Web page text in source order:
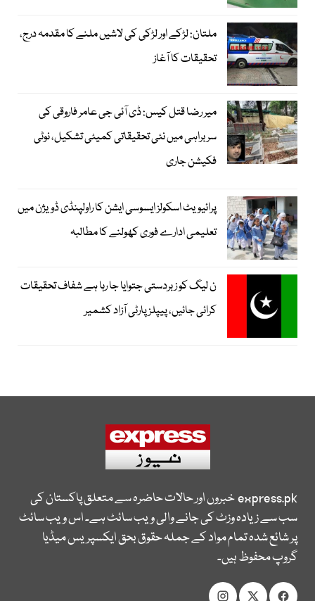
ملتان: لڑکے اور لڑکی کی لاشیں ملنے کا مقدمہ درج،
تحقیقات کا آغاز
میر رضا قتل کیس: ڈی آئی جی عامر فاروقی کی
سربراہی میں نئی تحقیقاتی کمیٹی تشکیل، نوٹی
فکیشن جاری
پرائیویٹ اسکولز ایسوسی ایشن کا راولپنڈی ڈویژن میں
تعلیمی ادارے فوری کھولنے کا مطالبہ
ن لیگ کو زبردستی جتوایا جا رہا ہے شفاف تحقیقات
کرائی جائیں، پیپلز پارٹی آزاد کشمیر
express.pkخبروں اور حالات حاضرہ سے متعلق پاکستان کی
سب سے زیادہ وزٹ کی جانے والی ویب سائٹ ہے۔ اس ویب سائٹ
پر شائع شدہ تمام مواد کے جملہ حقوق بحق ایکسپریس میڈیا
گروپ محفوظ ہیں۔